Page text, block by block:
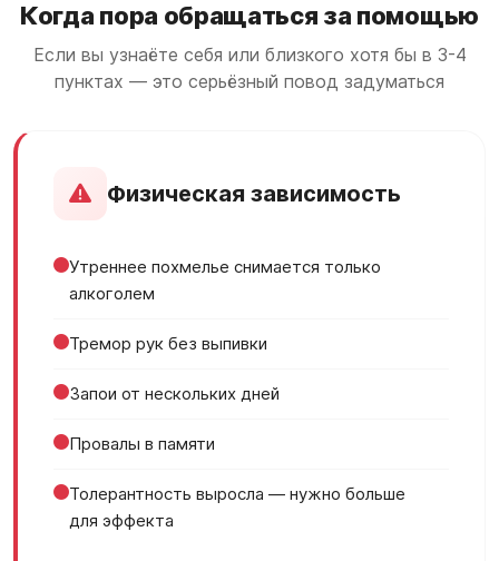
Когда пора обращаться за помощью
Если вы узнаёте себя или близкого хотя бы в 3-4
пунктах — это серьёзный повод задуматься
Физическая зависимость
Утреннее похмелье снимается только
алкоголем
Тремор рук без выпивки
Запои от нескольких дней
Провалы в памяти
Толерантность выросла — нужно больше
для эффекта